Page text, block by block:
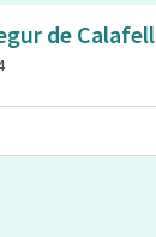
de Calafell